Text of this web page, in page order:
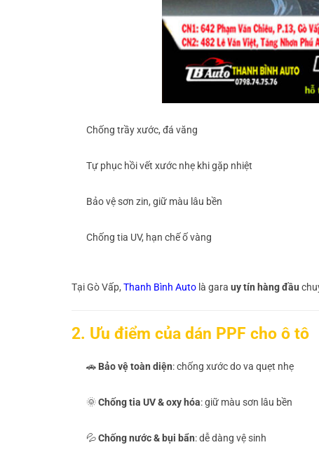
Chống trầy xước, đá văng
Tự phục hồi vết xước nhẹ khi gặp nhiệt
Bảo vệ sơn zin, giữ màu lâu bền
Chống tia UV, hạn chế ố vàng
Tại Gò Vấp, Thanh Bình Auto là gara uy tín hàng đầu
2. Ưu điểm của dán PPF cho ô tô
🚗 Bảo vệ toàn diện: chống xước do va quẹt nhẹ
🌞Chống tia UV & oxy hóa: giữ màu sơn lâu bền
💦Chống nước & bụi bẩn: dễ dàng vệ sinh